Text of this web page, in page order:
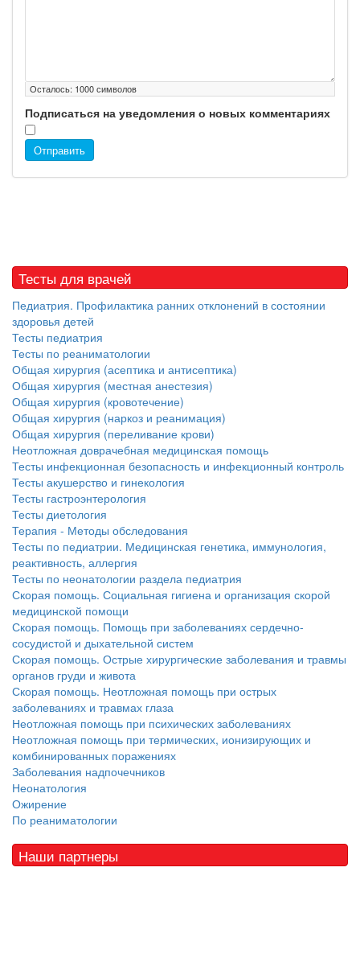
Осталось: 1000символов
Подписаться на уведомления о новых комментариях
Отправить
Тесты для врачей
Педиатрия. Профилактика ранних отклонений в состоянии
здоровья детей
Тесты педиатрия
Тесты по реаниматологии
Общая хирургия (асептика и антисептика)
Общая хирургия (местная анестезия)
Общая хирургия (кровотечение)
Общая хирургия (наркоз и реанимация)
Общая хирургия (переливание крови)
Неотложная доврачебная медицинская помощь
Тесты инфекционная безопасность и инфекционный контроль
Тесты акушерство и гинекология
Тесты гастроэнтерология
Тесты диетология
Терапия - Методы обследования
Тесты по педиатрии. Медицинская генетика, иммунология,
реактивность, аллергия
Тесты по неонатологии раздела педиатрия
Скорая помощь. Социальная гигиена и организация скорой
медицинской помощи
Скорая помощь. Помощь при заболеваниях сердечно-
сосудистой и дыхательной систем
Скорая помощь. Острые хирургические заболевания и травмы
органов груди и живота
Скорая помощь. Неотложная помощь при острых
заболеваниях и травмах глаза
Неотложная помощь при психических заболеваниях
Неотложная помощь при термических, ионизирующих и
комбинированных поражениях
Заболевания надпочечников
Неонатология
Ожирение
По реаниматологии
Наши партнеры